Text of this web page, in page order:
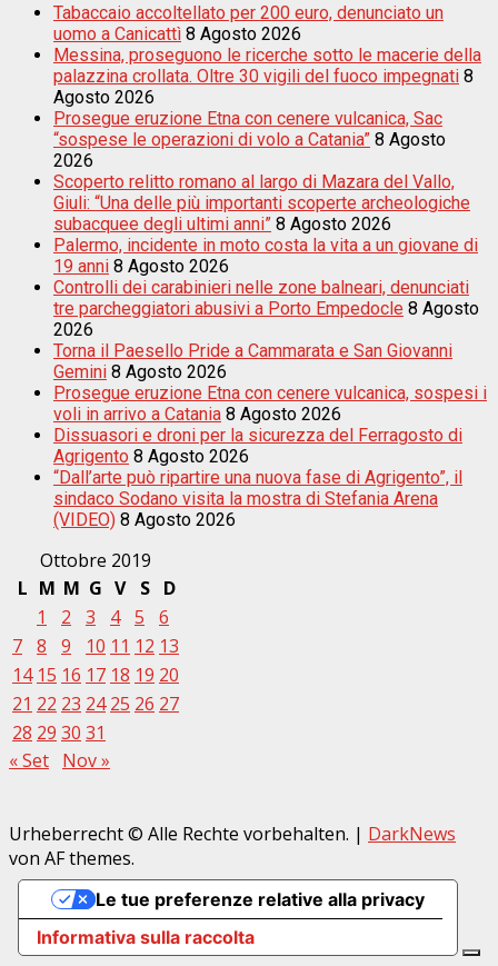
Tabaccaio accoltellato per 200 euro, denunciato un
uomo a Canicattì 8 Agosto 2026
Messina, proseguono le ricerche sotto le macerie della
palazzina crollata. Oltre 30 vigili del fuoco impegnati 8
Agosto 2026
Prosegue eruzione Etna con cenere vulcanica, Sac
“sospese le operazioni di volo a Catania” 8 Agosto
2026
Scoperto relitto romano al largo di Mazara del Vallo,
Giuli: “Una delle più importanti scoperte archeologiche
subacquee degli ultimi anni” 8 Agosto 2026
Palermo, incidente in moto costa la vita a un giovane di
19 anni 8 Agosto 2026
Controlli dei carabinieri nelle zone balneari, denunciati
tre parcheggiatori abusivi a Porto Empedocle 8 Agosto
2026
Torna il Paesello Pride a Cammarata e San Giovanni
Gemini 8 Agosto 2026
Prosegue eruzione Etna con cenere vulcanica, sospesi i
voli in arrivo a Catania 8 Agosto 2026
Dissuasori e droni per la sicurezza del Ferragosto di
Agrigento 8 Agosto 2026
“Dall’arte può ripartire una nuova fase di Agrigento”, il
sindaco Sodano visita la mostra di Stefania Arena
(VIDEO) 8 Agosto 2026
Ottobre 2019
L M M G V S
D
1
2 3 4 5
6
7 8 9 10 11 12 13
14 15 16 17 18 19 20
21 22 23 24 25 26 27
28 29 30 31
« Set Nov »
Urheberrecht © Alle Rechte vorbehalten. | DarkNews
von AF themes.
Informativa sulla raccolta
Le tue preferenze relative alla privacy